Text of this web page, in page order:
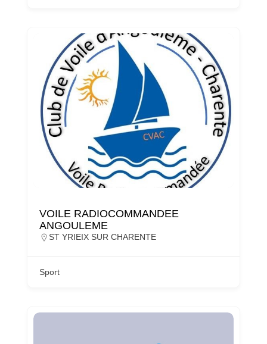
VOILE RADIOCOMMANDEE
ANGOULEME
ST YRIEIX SUR CHARENTE
Sport